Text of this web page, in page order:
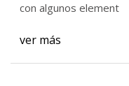
con algunos element
ver más